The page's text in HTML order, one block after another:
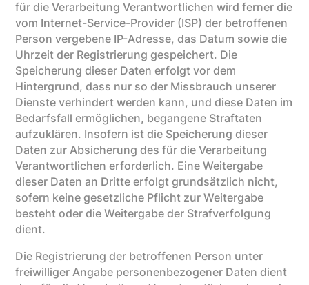
für die Verarbeitung Verantwortlichen wird ferner die
vom Internet-Service-Provider (ISP) der betroffenen
Person vergebene IP-Adresse, das Datum sowie die
Uhrzeit der Registrierung gespeichert. Die
Speicherung dieser Daten erfolgt vor dem
Hintergrund, dass nur so der Missbrauch unserer
Dienste verhindert werden kann, und diese Daten im
Bedarfsfall ermöglichen, begangene Straftaten
aufzuklären. Insofern ist die Speicherung dieser
Daten zur Absicherung des für die Verarbeitung
Verantwortlichen erforderlich. Eine Weitergabe
dieser Daten an Dritte erfolgt grundsätzlich nicht,
sofern keine gesetzliche Pflicht zur Weitergabe
besteht oder die Weitergabe der Strafverfolgung
dient.
Die Registrierung der betroffenen Person unter
freiwilliger Angabe personenbezogener Daten dient